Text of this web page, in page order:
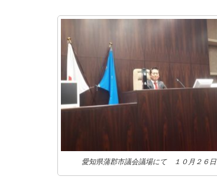
愛知県蒲郡市議会議場にて １０月２６日